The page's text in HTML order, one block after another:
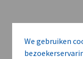
We gebruiken
Meer